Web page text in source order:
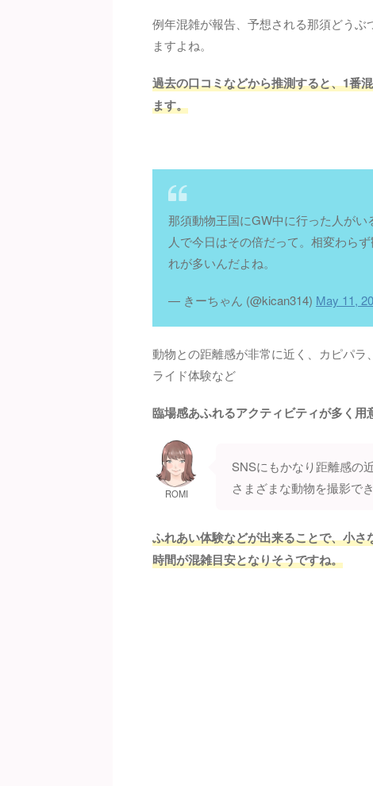
例年混雑が報告、予想される那須どう
ますよね。
過去の口コミなどから推測すると、1番
ます。
那須動物王国にGW中に行った人が
人で今日はその倍だって。相変わら
れが多いんだよね。
— きーちゃん (@kican314) May 11,
動物との距離感が非常に近く、カピパ
ライド体験など
臨場感あふれるアクティビティが多く用
ROMI
SNSにもかなり距離感の
さまざまな動物を撮影で
ふれあい体験などが出来ることで、小
時間が混雑目安となりそうですね。